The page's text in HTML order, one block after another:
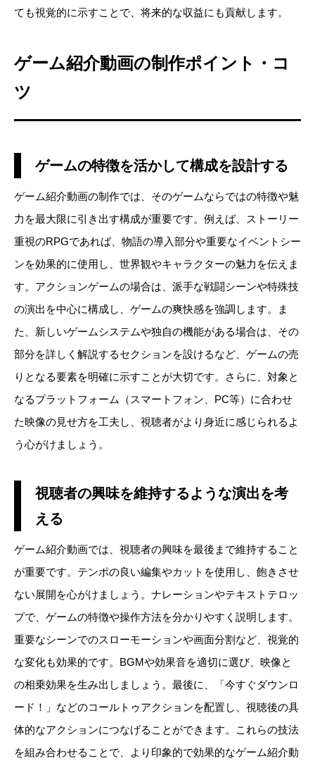
ても視覚的に示すことで、将来的な収益にも貢献します。
ゲーム紹介動画の制作ポイント・コ
ツ
ゲームの特徴を活かして構成を設計する
ゲーム紹介動画の制作では、そのゲームならではの特徴や魅
力を最大限に引き出す構成が重要です。例えば、ストーリー
重視のRPGであれば、物語の導入部分や重要なイベントシー
ンを効果的に使用し、世界観やキャラクターの魅力を伝えま
す。アクションゲームの場合は、派手な戦闘シーンや特殊技
の演出を中心に構成し、ゲームの爽快感を強調します。ま
た、新しいゲームシステムや独自の機能がある場合は、その
部分を詳しく解説するセクションを設けるなど、ゲームの売
りとなる要素を明確に示すことが大切です。さらに、対象と
なるプラットフォーム（スマートフォン、PC等）に合わせ
た映像の見せ方を工夫し、視聴者がより身近に感じられるよ
う心がけましょう。
視聴者の興味を維持するような演出を考
える
ゲーム紹介動画では、視聴者の興味を最後まで維持すること
が重要です。テンポの良い編集やカットを使用し、飽きさせ
ない展開を心がけましょう。ナレーションやテキストテロッ
プで、ゲームの特徴や操作方法を分かりやすく説明します。
重要なシーンでのスローモーションや画面分割など、視覚的
な変化も効果的です。BGMや効果音を適切に選び、映像と
の相乗効果を生み出しましょう。最後に、「今すぐダウンロ
ード！」などのコールトゥアクションを配置し、視聴後の具
体的なアクションにつなげることができます。これらの技法
を組み合わせることで、より印象的で効果的なゲーム紹介動